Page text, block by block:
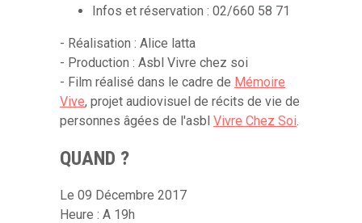
Infos et réservation : 02/660 58 71
- Réalisation : Alice latta
- Production : Asbl Vivre chez soi
- Film réalisé dans le cadre de Mémoire
Vive, projet audiovisuel de récits de vie de
personnes âgées de l'asbl Vivre Chez Soi.
QUAND ?
Le 09 Décembre 2017
Heure : A 19h